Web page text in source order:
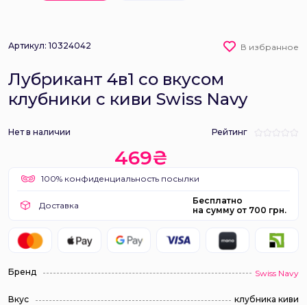
Артикул: 10324042 В избранное
Лубрикант 4в1 со вкусом
клубники с киви Swiss Navy
Нет в наличии Рейтинг
469₴
100% конфиденциальность посылки
Доставка
Бесплатно
на сумму от 700 грн.
Бренд Swiss Navy
Вкус клубника киви